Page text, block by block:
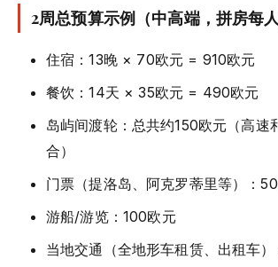
2周总预算示例（中高端，拼房每
住宿：13晚 × 70欧元 = 910欧元
餐饮：14天 × 35欧元 = 490欧元
岛屿间渡轮：总共约150欧元（高速
合）
门票（提洛岛、阿克罗蒂里等）：
游船/游览：100欧元
当地交通（全地形车租赁、出租车